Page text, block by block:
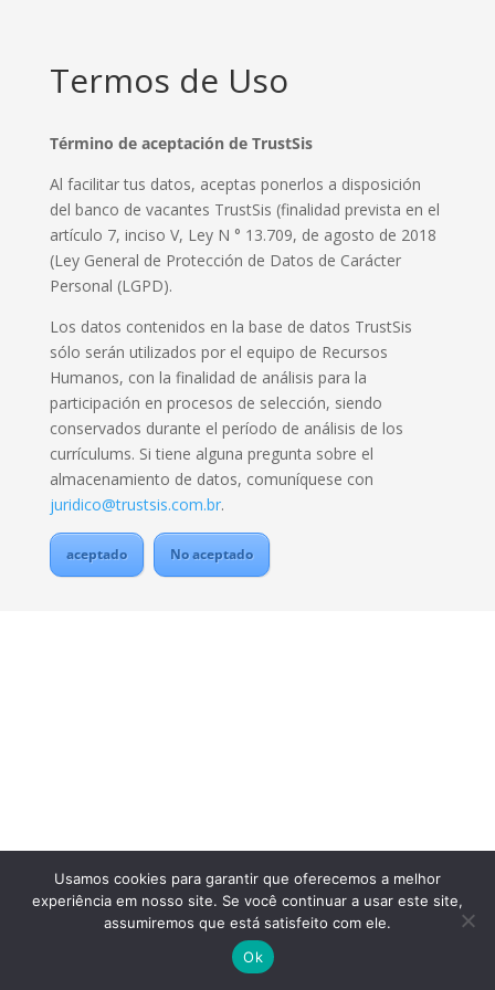
Termos de Uso
Término de aceptación de TrustSis
Al facilitar tus datos, aceptas ponerlos a disposición
del banco de vacantes TrustSis (finalidad prevista en el
artículo 7, inciso V, Ley N ° 13.709, de agosto de 2018
(Ley General de Protección de Datos de Carácter
Personal (LGPD).
Los datos contenidos en la base de datos TrustSis
sólo serán utilizados por el equipo de Recursos
Humanos, con la finalidad de análisis para la
participación en procesos de selección, siendo
conservados durante el período de análisis de los
currículums. Si tiene alguna pregunta sobre el
almacenamiento de datos, comuníquese con
juridico@trustsis.com.br.
aceptado No aceptado
Usamos cookies para garantir que oferecemos a melhor
experiência em nosso site. Se você continuar a usar este site,
assumiremos que está satisfeito com ele.
Ok